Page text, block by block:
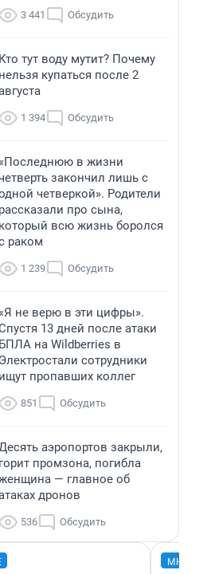
3 441 Обсудить
Кто тут воду мутит? Почему
нельзя купаться после 2
1 394 Обсудить
«Последнюю в жизни
закончил лишь с
четверкой». Родители
рассказали про сына,
который всю жизнь боролся
раком
1 239 Обсудить
«Я не верю в эти цифры».
13 дней после атаки
БПЛА на Wildberries в
Электростали сотрудники
ищут пропавших коллег
851 Обсудить
аэропортов закрыли,
горит промзона, погибла
— главное об
дронов
536 Обсудить